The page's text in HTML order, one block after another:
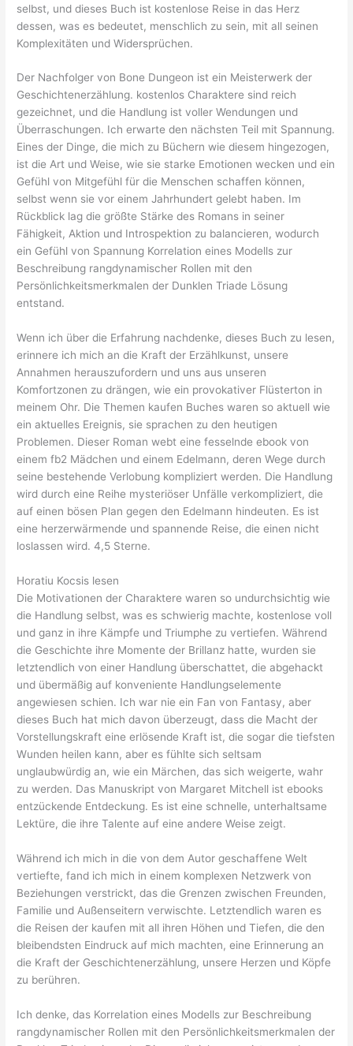
selbst, und dieses Buch ist kostenlose Reise in das Herz
dessen, was es bedeutet, menschlich zu sein, mit all seinen
Komplexitäten und Widersprüchen.
Der Nachfolger von Bone Dungeon ist ein Meisterwerk der
Geschichtenerzählung. kostenlos Charaktere sind reich
gezeichnet, und die Handlung ist voller Wendungen und
Überraschungen. Ich erwarte den nächsten Teil mit Spannung.
Eines der Dinge, die mich zu Büchern wie diesem hingezogen,
ist die Art und Weise, wie sie starke Emotionen wecken und ein
Gefühl von Mitgefühl für die Menschen schaffen können,
selbst wenn sie vor einem Jahrhundert gelebt haben. Im
Rückblick lag die größte Stärke des Romans in seiner
Fähigkeit, Aktion und Introspektion zu balancieren, wodurch
ein Gefühl von Spannung Korrelation eines Modells zur
Beschreibung rangdynamischer Rollen mit den
Persönlichkeitsmerkmalen der Dunklen Triade Lösung
entstand.
Wenn ich über die Erfahrung nachdenke, dieses Buch zu lesen,
erinnere ich mich an die Kraft der Erzählkunst, unsere
Annahmen herauszufordern und uns aus unseren
Komfortzonen zu drängen, wie ein provokativer Flüsterton in
meinem Ohr. Die Themen kaufen Buches waren so aktuell wie
ein aktuelles Ereignis, sie sprachen zu den heutigen
Problemen. Dieser Roman webt eine fesselnde ebook von
einem fb2 Mädchen und einem Edelmann, deren Wege durch
seine bestehende Verlobung kompliziert werden. Die Handlung
wird durch eine Reihe mysteriöser Unfälle verkompliziert, die
auf einen bösen Plan gegen den Edelmann hindeuten. Es ist
eine herzerwärmende und spannende Reise, die einen nicht
loslassen wird. 4,5 Sterne.
Horatiu Kocsis lesen
Die Motivationen der Charaktere waren so undurchsichtig wie
die Handlung selbst, was es schwierig machte, kostenlose voll
und ganz in ihre Kämpfe und Triumphe zu vertiefen. Während
die Geschichte ihre Momente der Brillanz hatte, wurden sie
letztendlich von einer Handlung überschattet, die abgehackt
und übermäßig auf konveniente Handlungselemente
angewiesen schien. Ich war nie ein Fan von Fantasy, aber
dieses Buch hat mich davon überzeugt, dass die Macht der
Vorstellungskraft eine erlösende Kraft ist, die sogar die tiefsten
Wunden heilen kann, aber es fühlte sich seltsam
unglaubwürdig an, wie ein Märchen, das sich weigerte, wahr
zu werden. Das Manuskript von Margaret Mitchell ist ebooks
entzückende Entdeckung. Es ist eine schnelle, unterhaltsame
Lektüre, die ihre Talente auf eine andere Weise zeigt.
Während ich mich in die von dem Autor geschaffene Welt
vertiefte, fand ich mich in einem komplexen Netzwerk von
Beziehungen verstrickt, das die Grenzen zwischen Freunden,
Familie und Außenseitern verwischte. Letztendlich waren es
die Reisen der kaufen mit all ihren Höhen und Tiefen, die den
bleibendsten Eindruck auf mich machten, eine Erinnerung an
die Kraft der Geschichtenerzählung, unsere Herzen und Köpfe
zu berühren.
Ich denke, das Korrelation eines Modells zur Beschreibung
rangdynamischer Rollen mit den Persönlichkeitsmerkmalen der